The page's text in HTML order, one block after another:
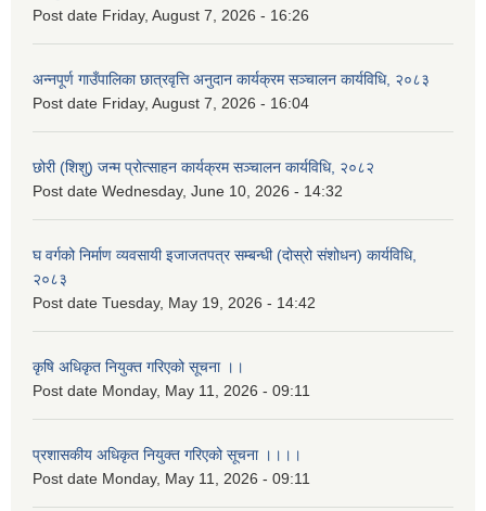
Post date Friday, August 7, 2026 - 16:26
अन्नपूर्ण गाउँपालिका छात्रवृत्ति अनुदान कार्यक्रम सञ्चालन कार्यविधि, २०८३
Post date Friday, August 7, 2026 - 16:04
छोरी (शिशु) जन्म प्रोत्साहन कार्यक्रम सञ्चालन कार्यविधि, २०८२
Post date Wednesday, June 10, 2026 - 14:32
घ वर्गको निर्माण व्यवसायी इजाजतपत्र सम्बन्धी (दोस्रो संशोधन) कार्यविधि,
२०८३
Post date Tuesday, May 19, 2026 - 14:42
कृषि अधिकृत नियुक्त गरिएको सूचना ।।
Post date Monday, May 11, 2026 - 09:11
प्रशासकीय अधिकृत नियुक्त गरिएको सूचना ।।।।
Post date Monday, May 11, 2026 - 09:11